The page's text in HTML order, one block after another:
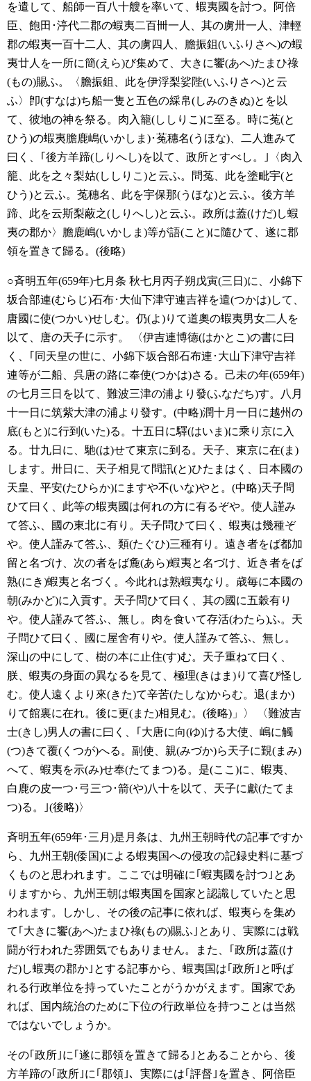
を遣して、船師一百八十艘を率いて、蝦夷國を討つ。阿倍
臣、飽田･渟代二郡の蝦夷二百卌一人、其の虜卅一人、津輕
郡の蝦夷一百十二人、其の虜四人、膽振鉏(いふりさへ)の蝦
夷廿人を一所に簡(えら)び集めて、大きに饗(あへ)たまひ祿
(もの)賜ふ。〈膽振鉏、此を伊浮梨娑陛(いふりさへ)と云
ふ〉卽(すなは)ち船一隻と五色の綵帛(しみのきぬ)とを以
て、彼地の神を祭る。肉入籠(ししりこ)に至る。時に菟(と
ひう)の蝦夷膽鹿嶋(いかしま)･菟穗名(うほな)、二人進みて
曰く、｢後方羊蹄(しりへし)を以て、政所とすべし。｣〈肉入
籠、此を之々梨姑(ししりこ)と云ふ。問菟、此を塗毗宇(と
ひう)と云ふ。菟穗名、此を宇保那(うほな)と云ふ。後方羊
蹄、此を云斯梨蔽之(しりへし)と云ふ。政所は蓋(けだ)し蝦
夷の郡か〉膽鹿嶋(いかしま)等が語(こと)に隨ひて、遂に郡
領を置きて歸る。(後略)
○斉明五年(659年)七月条 秋七月丙子朔戊寅(三日)に、小錦下
坂合部連(むらじ)石布･大仙下津守連吉祥を遣(つかは)して、
唐國に使(つかい)せしむ。仍(よ)りて道奧の蝦夷男女二人を
以て、唐の天子に示す。
〈伊吉連博德(はかとこ)の書に曰
く、｢同天皇の世に、小錦下坂合部石布連･大山下津守吉祥
連等が二船、呉唐の路に奉使(つかは)さる。己未の年(659年)
の七月三日を以て、難波三津の浦より發(ふなだち)す。八月
十一日に筑紫大津の浦より發す。(中略)潤十月一日に越州の
底(もと)に行到(いた)る。十五日に驛(はいま)に乘り京に入
る。廿九日に、馳(は)せて東京に到る。天子、東京に在(ま)
します。卅日に、天子相見て問訊(と)ひたまはく、日本國の
天皇、平安(たひらか)にますや不(いな)やと。(中略)天子問
ひて曰く、此等の蝦夷國は何れの方に有るぞや。使人謹み
て答ふ、國の東北に有り。天子問ひて曰く、蝦夷は幾種ぞ
や。使人謹みて答ふ、類(たぐひ)三種有り。遠き者をば都加
留と名づけ、次の者をば麁(あら)蝦夷と名づけ、近き者をば
熟(にき)蝦夷と名づく。今此れは熟蝦夷なり。歳毎に本國の
朝(みかど)に入貢す。天子問ひて曰く、其の國に五穀有り
や。使人謹みて答ふ、無し。肉を食いて存活(わたら)ふ。天
子問ひて曰く、國に屋舍有りや。使人謹みて答ふ、無し。
深山の中にして、樹の本に止住(す)む。天子重ねて曰く、
朕、蝦夷の身面の異なるを見て、極理(きはま)りて喜び怪し
む。使人遠くより來(きた)て辛苦(たしな)からむ。退(まか)
りて館裏に在れ。後に更(また)相見む。(後略)」〉
〈難波吉
士(きし)男人の書に曰く、｢大唐に向(ゆ)ける大使、嶋に觸
(つ)きて覆(くつが)へる。副使、親(みづか)ら天子に覲(まみ)
へて、蝦夷を示(み)せ奉(たてまつ)る。是(ここ)に、蝦夷、
白鹿の皮一つ･弓三つ･箭(や)八十を以て、天子に獻(たてま
つ)る。｣(後略)〉
斉明五年(659年･三月)是月条は、九州王朝時代の記事ですか
ら、九州王朝(倭国)による蝦夷国への侵攻の記録史料に基づ
くものと思われます。ここでは明確に｢蝦夷國を討つ｣とあ
りますから、九州王朝は蝦夷国を国家と認識していたと思
われます。しかし、その後の記事に依れば、蝦夷らを集め
て｢大きに饗(あへ)たまひ祿(もの)賜ふ｣とあり、実際には戦
闘が行われた雰囲気でもありません。また、｢政所は蓋(け
だ)し蝦夷の郡か｣とする記事から、蝦夷国は｢政所｣と呼ば
れる行政単位を持っていたことがうかがえます。国家であ
れば、国内統治のために下位の行政単位を持つことは当然
ではないでしょうか。
その｢政所｣に｢遂に郡領を置きて歸る｣とあることから、後
方羊蹄の｢政所｣に｢郡領｣、実際には｢評督｣を置き、阿倍臣